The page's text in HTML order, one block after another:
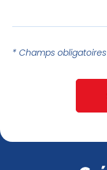
* Champs obligatoires